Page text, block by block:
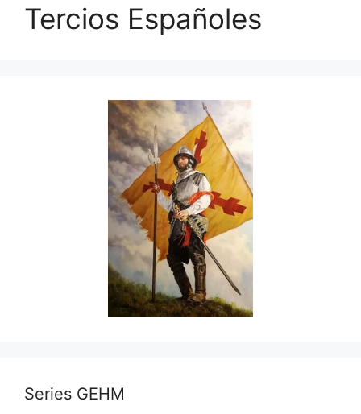
Tercios Españoles
Series GEHM